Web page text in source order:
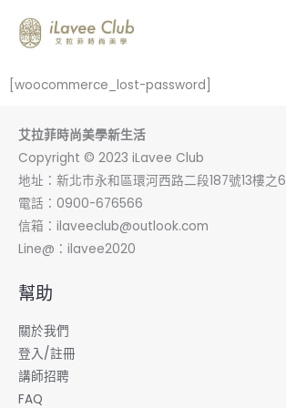
要[woocommerce_lost-password]
艾拉菲時尚美學新生活
Copyright © 2023 iLavee Club
地址：新北巿永和區環河西路二段187號13樓之6
電話：0900-676566
信箱： ilaveeclub@outlook.com
Line@：ilavee2020
幫助
關於我們
登入/註冊
講師招聘
FAQ